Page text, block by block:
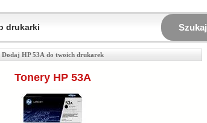
Szukaj
Dodaj HP 53A do twoich drukarek
Tonery HP 53A